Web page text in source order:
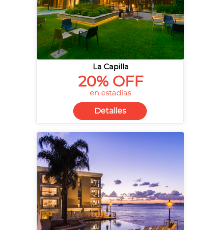
La Capilla
20% OFF
en estadías
Detalles